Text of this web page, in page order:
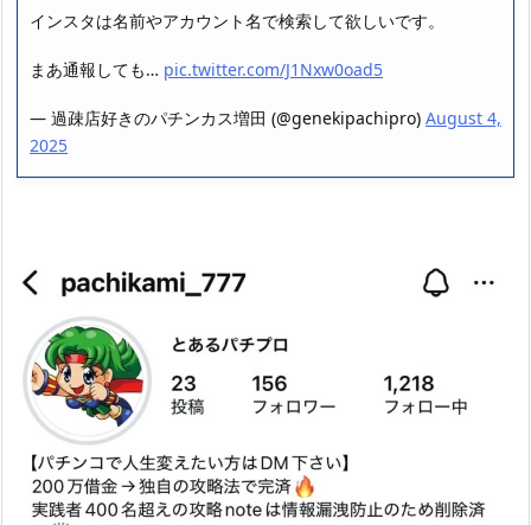
インスタは名前やアカウント名で検索して欲しいです。
まあ通報しても… pic.twitter.com/J1Nxw0oad5
— 過疎店好きのパチンカス増田 (@genekipachipro) August 4,
2025